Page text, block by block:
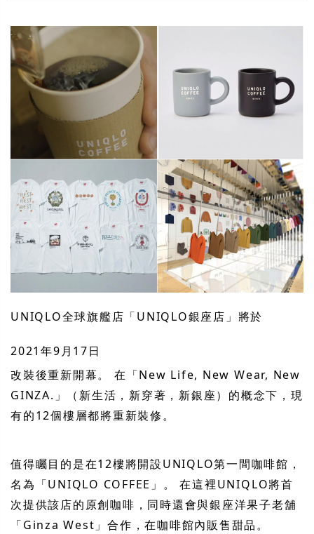
UNIQLO全球旗艦店「UNIQLO銀座店」將於
2021年9月17日
改裝後重新開幕。 在「New Life, New Wear, New
GINZA.」（新生活，新穿著，新銀座）的概念下，現
有的12個樓層都將重新裝修。
值得矚目的是在12樓將開設UNIQLO第一間咖啡館，
名為「UNIQLO COFFEE」。 在這裡UNIQLO將首
次提供該店的原創咖啡，同時還會與銀座洋果子老舖
「Ginza West」合作，在咖啡館內販售甜品。